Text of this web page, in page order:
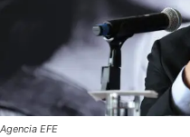
Agencia EFE